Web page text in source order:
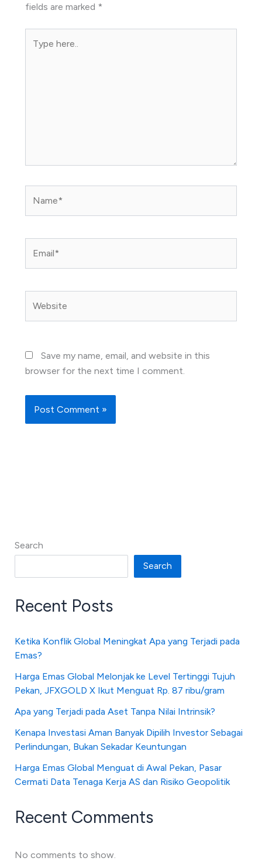
fields are marked *
here..
Save my name, email, and website in this
browser for the next time I comment.
Search
Search
Recent Posts
Ketika Konflik Global Meningkat Apa yang Terjadi pada
Emas?
Harga Emas Global Melonjak ke Level Tertinggi Tujuh
Pekan, JFXGOLD X Ikut Menguat Rp. 87 ribu/gram
Apa yang Terjadi pada Aset Tanpa Nilai Intrinsik?
Kenapa Investasi Aman Banyak Dipilih Investor Sebagai
Perlindungan, Bukan Sekadar Keuntungan
Harga Emas Global Menguat di Awal Pekan, Pasar
Cermati Data Tenaga Kerja AS dan Risiko Geopolitik
Recent Comments
No comments to show.